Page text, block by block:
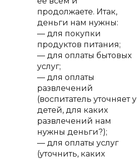
продолжаете. Итак,
деньги нам нужны:
— для покупки
продуктов питания;
— для оплаты бытовых
услуг;
— для оплаты
развлечений
(воспитатель уточняет у
детей, для каких
развлечений нам
нужны деньги?);
— для оплаты услуг
(уточнить, каких